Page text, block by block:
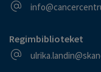
E-postadress
Regimbiblioteket
E-postadress